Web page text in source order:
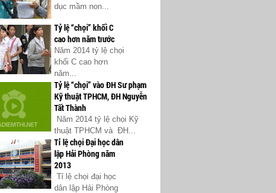
dục mầm non...
Tỷ lệ “chọi” khối C
cao hơn năm trước
Năm 2014 tỷ lệ chọi
khối C cao hơn
năm...
Tỷ lệ “chọi” vào ĐH Sư phạm
Kỹ thuật TPHCM, ĐH Nguyễn
Tất Thành
Năm 2014 tỷ lệ chọi Kỹ
thuật TPHCM và ĐH...
Tỉ lệ chọi Đại học dân
lập Hải Phòng năm
2013
Tỉ lệ chọi đại học
dân lập Hải Phòng